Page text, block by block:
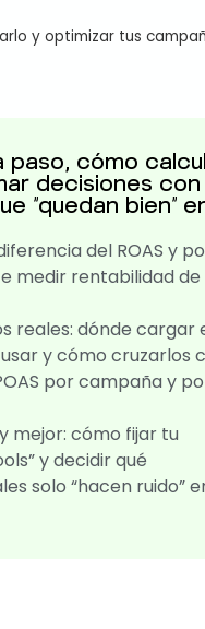
y optimizar tus
paso, cómo
decisiones con
“quedan bien”
del ROAS y
medir rentabilidad de
reales: dónde cargar
y cómo cruzarlos
por campaña y
mejor: cómo fijar tu
y decidir qué
solo “hacen ruido”